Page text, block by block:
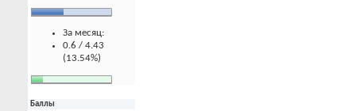
За месяц:
0.6 / 4.43
(13.54%)
Баллы